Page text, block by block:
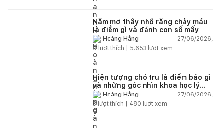
Nằm mơ thấy nhổ răng chảy máu
là điềm gì và đánh con số mấy
Hoàng Hằng
27/06/2026,
0lượt thích | 5.653 lượt xem
Hiện tượng chó tru là điềm báo gì
và những góc nhìn khoa học lý
giảiHoàng Hằng
27/06/2026,
3lượt thích | 480 lượt xem